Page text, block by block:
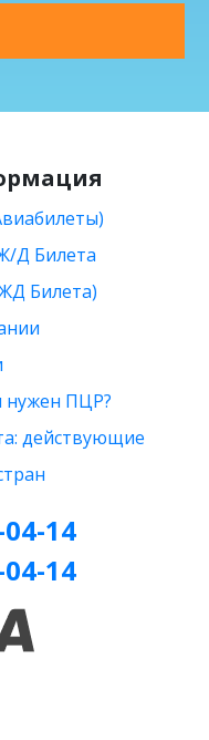
Д Билета
Билета)
нужен ПЦР?
действующие
14
14